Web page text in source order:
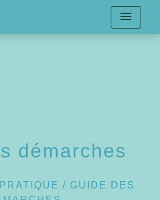
menu
démarches
/ GUIDE DES